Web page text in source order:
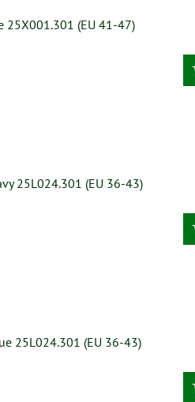
25X001.301 (EU 41-47)
25L024.301 (EU 36-43)
25L024.301 (EU 36-43)